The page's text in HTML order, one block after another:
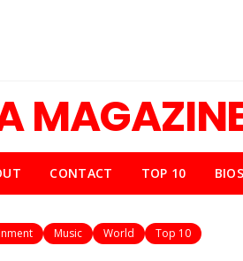
CONTACT TOP 10 BIOS
Music World Top 10